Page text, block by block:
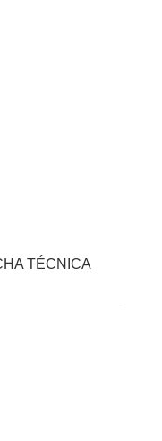
TÉCNICA